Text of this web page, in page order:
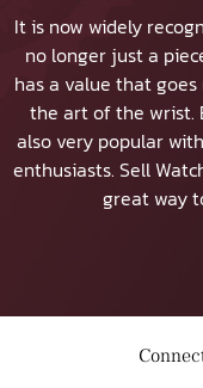
It is now widely
no longer just a
has a value that
the art of the wrist.
also very popular
enthusiasts. Sell
great way